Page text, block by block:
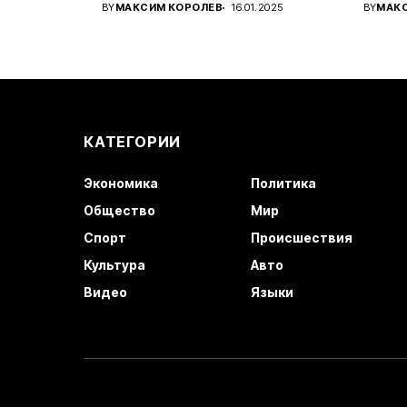
BYМАКСИМ КОРОЛЕВ 16.01.2025 BY
КАТЕГОРИИ
Экономика
Политика
Общество
Мир
Спорт
Происшествия
Культура
Авто
Видео
Языки